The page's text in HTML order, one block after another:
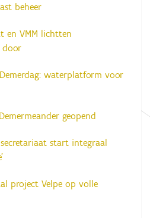
beheer
en VMM lichtten
door
waterplatform voor
geopend
start integraal
project Velpe op volle